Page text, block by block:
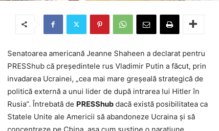
Senatoarea americană Jeanne Shaheen a declarat pentru
PRESShub că preşedintele rus Vladimir Putin a făcut, prin
invadarea Ucrainei, „cea mai mare greşeală strategică de
politică externă a unui lider de după intrarea lui Hitler în
Rusia”. Întrebată de PRESShub dacă există posibilitatea ca
Statele Unite ale Americii să abandoneze Ucraina și să
concentreze pe China, așa cum susține o narațiune